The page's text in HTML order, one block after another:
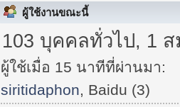
ผู้ใช้งานขณะนี้
103 บุคคลทั่วไป, 1
ผู้ใช้เมื่อ 15 นาทีที่ผ่านมา:
siritidaphon, Baidu (3)